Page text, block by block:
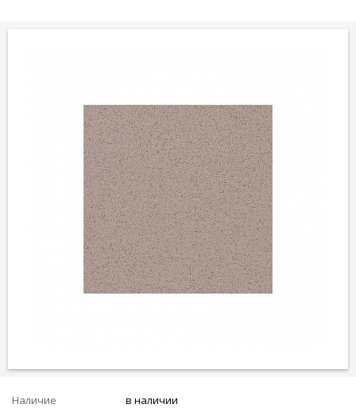
Наличие в наличии